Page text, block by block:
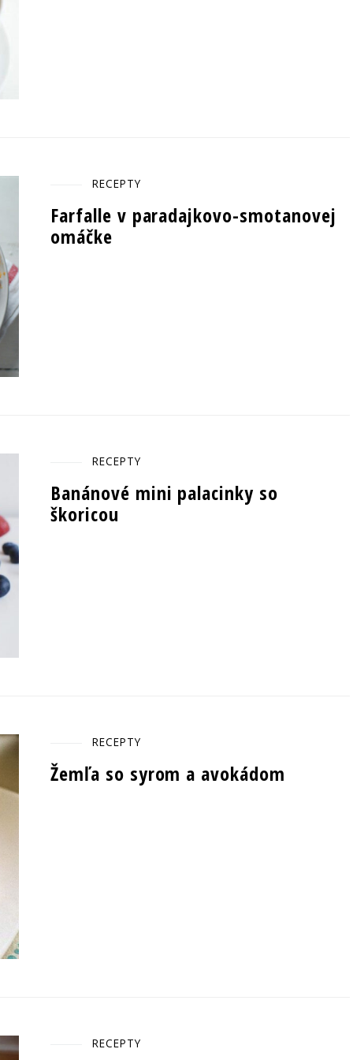
RECEPTY
Farfalle v paradajkovo-smotanovej
omáčke
RECEPTY
Banánové mini palacinky so
škoricou
RECEPTY
Žemľa so syrom a avokádom
RECEPTY